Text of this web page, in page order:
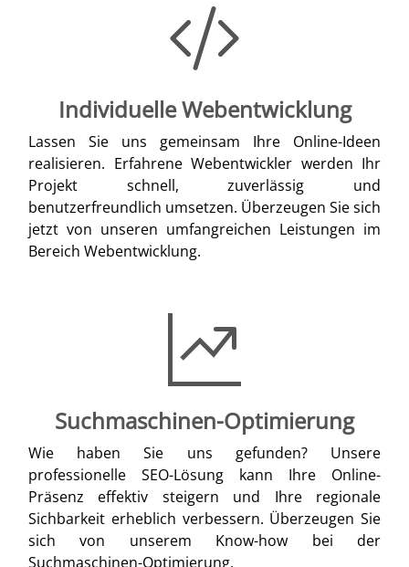
Individuelle Webentwicklung
Lassen Sie uns gemeinsam Ihre Online-Ideen
realisieren. Erfahrene Webentwickler werden Ihr
Projekt schnell, zuverlässig und
benutzerfreundlich umsetzen. Überzeugen Sie sich
jetzt von unseren umfangreichen Leistungen im
Bereich Webentwicklung.
Suchmaschinen-Optimierung
Wie haben Sie uns gefunden? Unsere
professionelle SEO-Lösung kann Ihre Online-
Präsenz effektiv steigern und Ihre regionale
Sichbarkeit erheblich verbessern. Überzeugen Sie
sich von unserem Know-how bei der
Suchmaschinen-Optimierung.